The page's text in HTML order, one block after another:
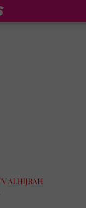
ALHIJRAH